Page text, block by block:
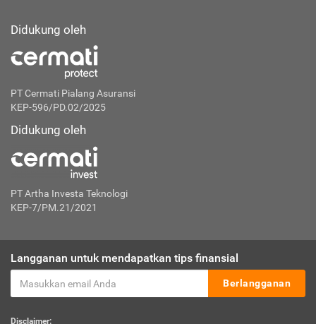
Didukung oleh
PT Cermati Pialang Asuransi
KEP-596/PD.02/2025
Didukung oleh
PT Artha Investa Teknologi
KEP-7/PM.21/2021
Langganan untuk mendapatkan tips finansial
Berlangganan
Disclaimer: